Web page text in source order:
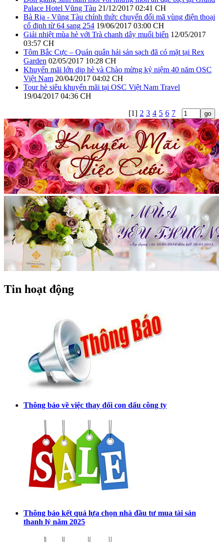
Palace Hotel Vũng Tàu 21/12/2017 02:41 CH
Bà Rịa - Vũng Tàu chính thức chuyển đổi mã vùng điện thoại
cố định từ 64 sang 254 19/06/2017 03:00 CH
Giải nhiệt mùa hè với Trà chanh dây muối biển 12/05/2017
03:57 CH
Tôm Bắc Cực – Quán quân hải sản sạch đã có mặt tại Rex
Garden 02/05/2017 10:28 CH
Khuyến mãi lớn dịp hè và Chào mừng kỷ niệm 40 năm OSC
Việt Nam 20/04/2017 04:02 CH
Tour hè siêu khuyến mãi tại OSC Việt Nam Travel
19/04/2017 04:36 CH
[1] 2 3 4 5 6 7
Tin hoạt động
Thông báo về việc thay đổi con dấu công ty
Thông báo kết quả lựa chọn nhà đầu tư mua tài sản
thanh lý năm 2025